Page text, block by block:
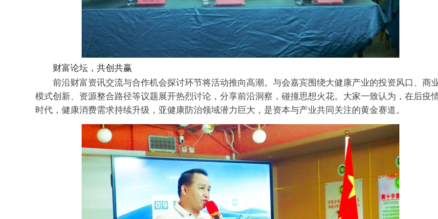
财富论坛，共创共赢
前沿财富资讯交流与合作机会探讨环节将活动推向高潮。与会嘉宾围绕大健康产业的投资风口、商
模式创新、资源整合路径等议题展开热烈讨论，分享前沿洞察，碰撞思想火花。大家一致认为，在后疫
时代，健康消费需求持续升级，亚健康防治领域潜力巨大，是资本与产业共同关注的黄金赛道。